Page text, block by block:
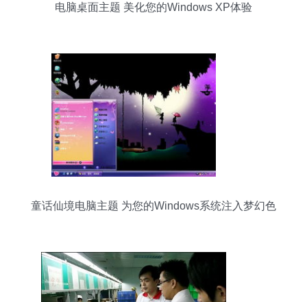
电脑桌面主题 美化您的Windows XP体验
童话仙境电脑主题 为您的Windows系统注入梦幻色